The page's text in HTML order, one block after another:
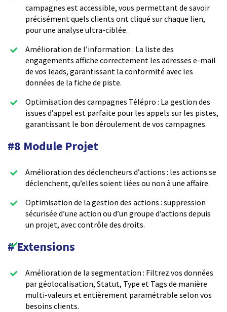
campagnes est accessible, vous permettant de savoir
précisément quels clients ont cliqué sur chaque lien,
pour une analyse ultra-ciblée.
Amélioration de l’information : La liste des
engagements affiche correctement les adresses e-mail
de vos leads, garantissant la conformité avec les
données de la fiche de piste.
Optimisation des campagnes Télépro : La gestion des
issues d’appel est parfaite pour les appels sur les pistes,
garantissant le bon déroulement de vos campagnes.
#8 Module Projet
Amélioration des déclencheurs d’actions : les actions se
déclenchent, qu’elles soient liées ou non à une affaire.
Optimisation de la gestion des actions : suppression
sécurisée d’une action ou d’un groupe d’actions depuis
un projet, avec contrôle des droits.
# Extensions
Amélioration de la segmentation : Filtrez vos données
par géolocalisation, Statut, Type et Tags de manière
multi-valeurs et entièrement paramétrable selon vos
besoins clients.